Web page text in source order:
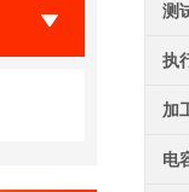
测
执
加
电